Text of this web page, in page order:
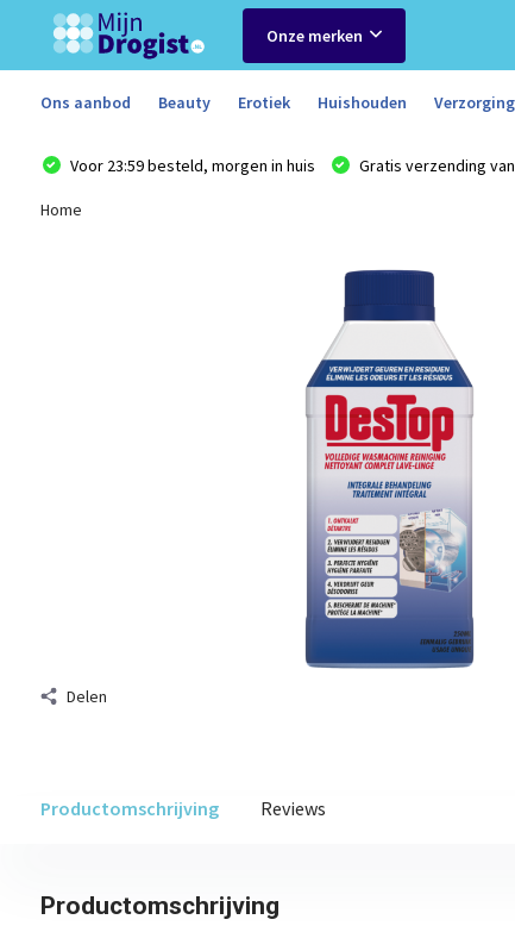
Onze merken
Ons aanbod Beauty Erotiek Huishouden Verzorging
Voor 23:59 besteld, morgen in huis Gratis verzending
Home
Delen
Productomschrijving Reviews
Productomschrijving